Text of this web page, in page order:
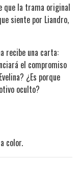
que la trama original
siente por Liandro,
recibe una carta:
el compromiso
¿Es porque
oculto?
color.